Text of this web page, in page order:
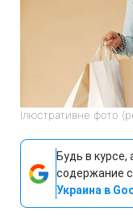
Ілюстративне фото
Будь в
содержание
Украина в